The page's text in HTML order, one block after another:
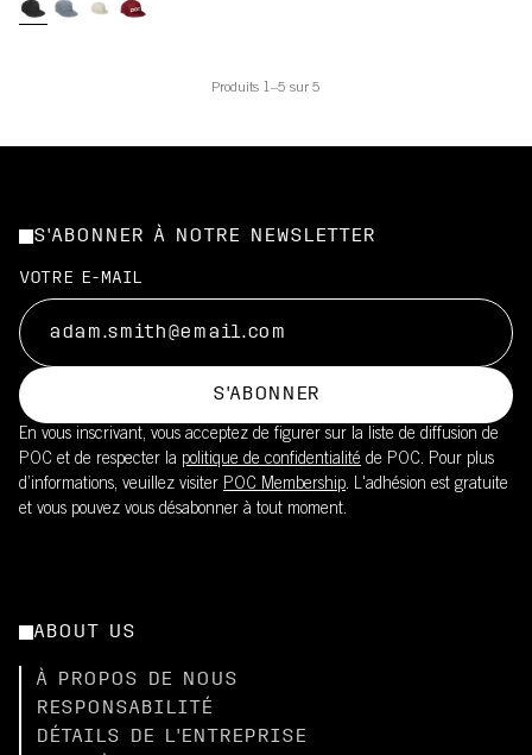
Produits 1–5 sur 5
S'ABONNER À NOTRE NEWSLETTER
VOTRE E-MAIL
S'ABONNER
En vous inscrivant, vous acceptez de figurer sur la liste de diffusion de
POC et de respecter la politique de confidentialité de POC. Pour plus
d’informations, veuillez visiter POC Membership. L'adhésion est gratuite
et vous pouvez vous désabonner à tout moment.
ABOUT US
À PROPOS DE NOUS
RESPONSABILITÉ
DÉTAILS DE L'ENTREPRISE